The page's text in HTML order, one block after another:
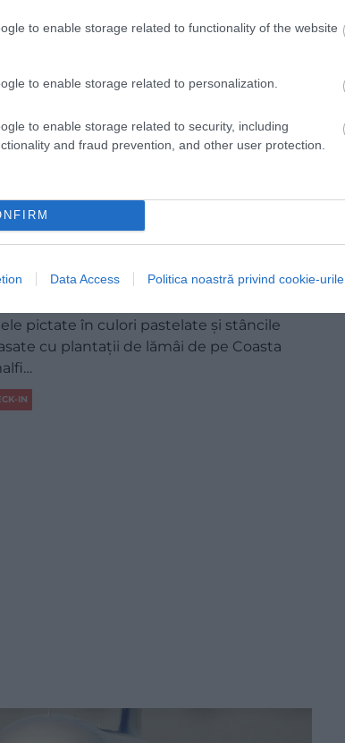
to enable storage related to functionality of the website
to enable storage related to personalization.
to enable storage related to security, including
and fraud prevention, and other user protection.
Data Access Politica noastră privind cookie-urile
dintre cele mai populare destinații
pictate în culori pastelate și stâncile
cu plantații de lămâi de pe Coasta
IN